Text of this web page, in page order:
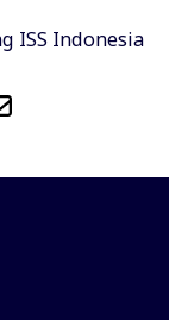
ISS Indonesia